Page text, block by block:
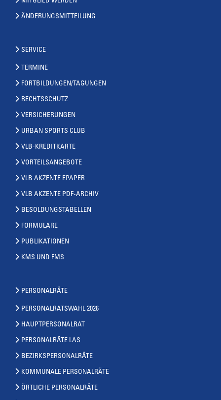
ÄNDERUNGSMITTEILUNG
SERVICE
TERMINE
FORTBILDUNGEN/TAGUNGEN
RECHTSSCHUTZ
VERSICHERUNGEN
URBAN SPORTS CLUB
VLB-KREDITKARTE
VORTEILSANGEBOTE
VLB AKZENTE EPAPER
VLB AKZENTE PDF-ARCHIV
BESOLDUNGSTABELLEN
FORMULARE
PUBLIKATIONEN
KMS UND FMS
PERSONALRÄTE
PERSONALRATSWAHL 2026
HAUPTPERSONALRAT
PERSONALRÄTE LAS
BEZIRKSPERSONALRÄTE
KOMMUNALE PERSONALRÄTE
ÖRTLICHE PERSONALRÄTE